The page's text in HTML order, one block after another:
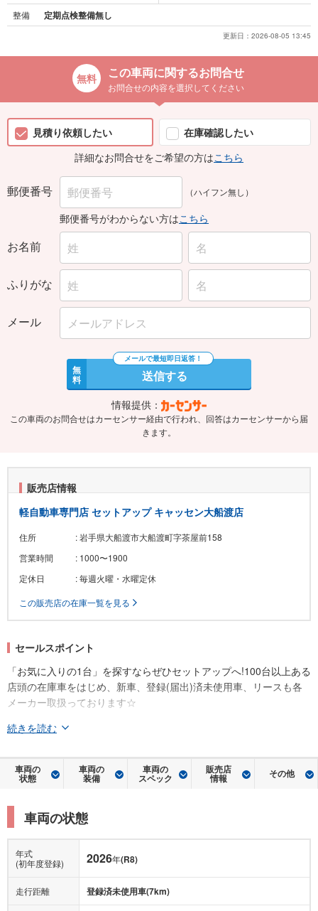
整備 定期点検整備無し
更新日： 2026-08-05 13:45
この車両に関するお問合せ
お問合せの内容を選択してください
見積り依頼したい
在庫確認したい
詳細なお問合せをご希望の方はこちら
郵便番号 （ハイフン無し）
郵便番号がわからない方はこちら
お名前
ふりがな
メール
無
料 送信する
情報提供：
この車両のお問合せはカーセンサー経由で行われ、回答はカーセンサーから届
きます。
販売店情報
軽自動車専門店 セットアップ キャッセン大船渡店
住所
: 岩手県大船渡市大船渡町字茶屋前158
営業時間
: 1000〜1900
定休日
: 毎週火曜・水曜定休
この販売店の在庫一覧を見る
セールスポイント
「お気に入りの1台」を探すならぜひセットアップへ!100台以上ある
店頭の在庫車をはじめ、新車、登録(届出)済未使用車、リースも各
メーカー取扱っております☆
続きを読む
車両の
状態
車両の
装備
車両の
スペック
販売店
情報 その他
車両の状態
年式
(初年度登録)
2026年(R8)
走行距離 登録済未使用車(7km)